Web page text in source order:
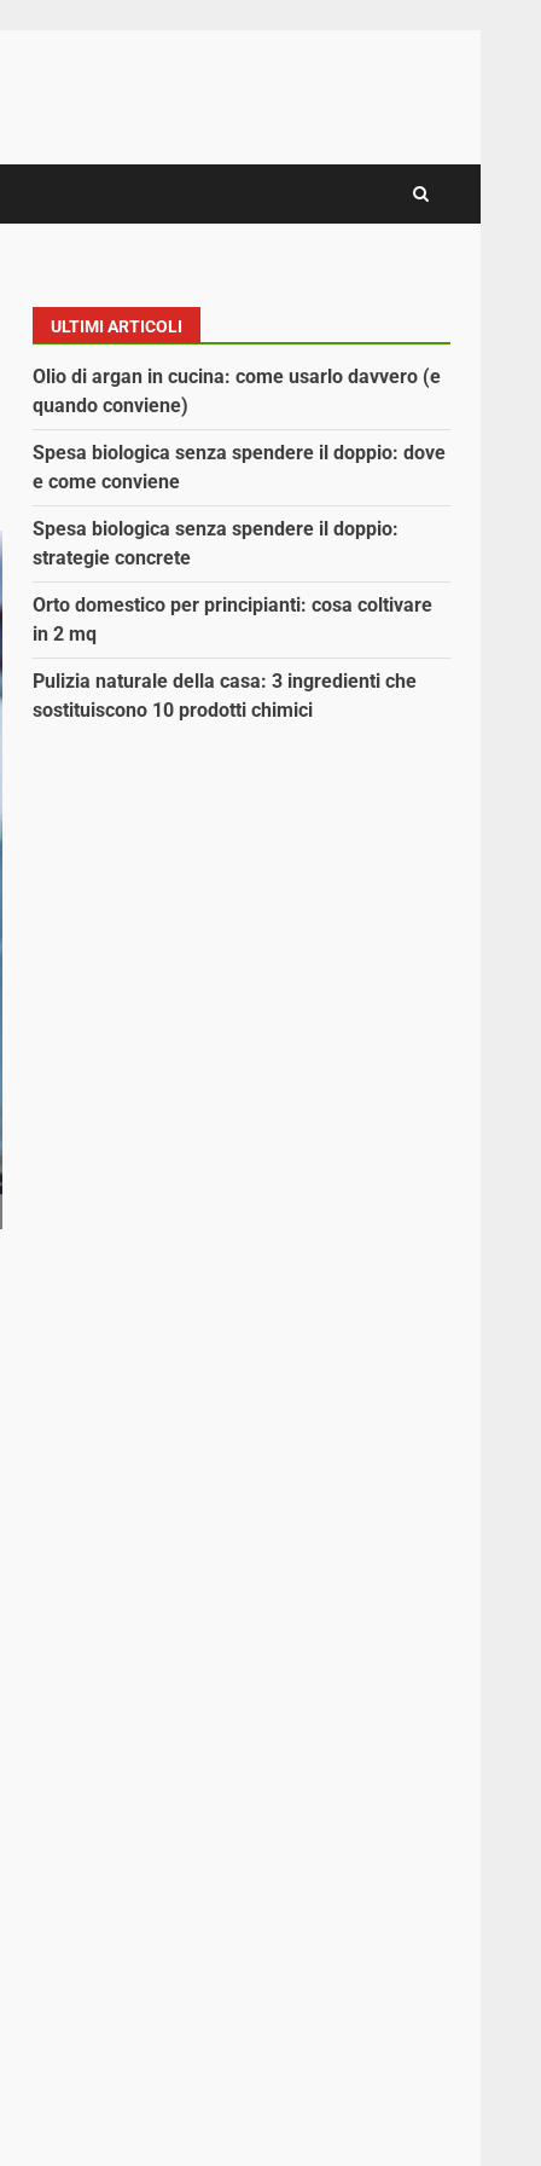
ULTIMI ARTICOLI
Olio di argan in cucina: come usarlo davvero (e
quando conviene)
Spesa biologica senza spendere il doppio: dove
e come conviene
Spesa biologica senza spendere il doppio:
strategie concrete
Orto domestico per principianti: cosa coltivare
in 2 mq
Pulizia naturale della casa: 3 ingredienti che
sostituiscono 10 prodotti chimici